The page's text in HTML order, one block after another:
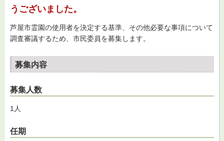
うございました。
芦屋市霊園の使用者を決定する基準、その他必要な事項について
調査審議するため、市民委員を募集します。
募集内容
募集人数
1人
任期